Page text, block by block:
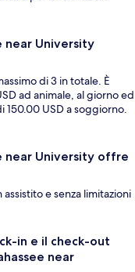
near University
di 3 in totale. È
ad animale, al giorno ed
150.00 USD a soggiorno.
near University offre
e senza limitazioni
in e il check-out
near